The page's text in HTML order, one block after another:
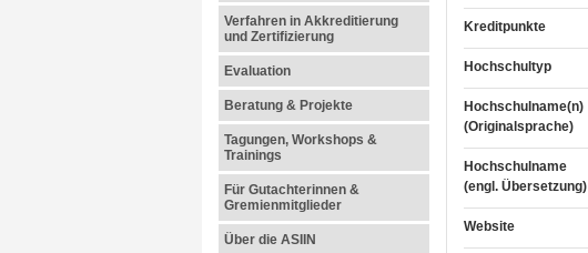
Verfahren in Akkreditierung
und Zertifizierung
Evaluation
Beratung & Projekte
Tagungen, Workshops &
Trainings
Für Gutachterinnen &
Gremienmitglieder
Über die ASIIN
Kreditpunkte
Hochschultyp
Hochschulname(n)
(Originalsprache)
Hochschulname
(engl. Übersetzung)
Website